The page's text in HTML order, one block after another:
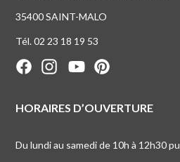
35400 SAINT-MALO
Tél. 02 23 18 19 53
HORAIRES D’OUVERTURE
Du lundi au samedi de 10h à 12h30